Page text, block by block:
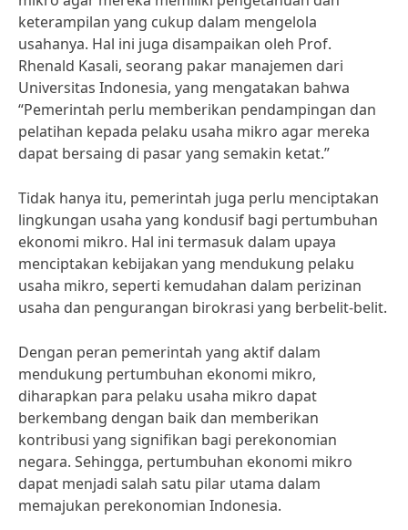
keterampilan yang cukup dalam mengelola
usahanya. Hal ini juga disampaikan oleh Prof.
Rhenald Kasali, seorang pakar manajemen dari
Universitas Indonesia, yang mengatakan bahwa
“Pemerintah perlu memberikan pendampingan dan
pelatihan kepada pelaku usaha mikro agar mereka
dapat bersaing di pasar yang semakin ketat.”
Tidak hanya itu, pemerintah juga perlu menciptakan
lingkungan usaha yang kondusif bagi pertumbuhan
ekonomi mikro. Hal ini termasuk dalam upaya
menciptakan kebijakan yang mendukung pelaku
usaha mikro, seperti kemudahan dalam perizinan
usaha dan pengurangan birokrasi yang berbelit-belit.
Dengan peran pemerintah yang aktif dalam
mendukung pertumbuhan ekonomi mikro,
diharapkan para pelaku usaha mikro dapat
berkembang dengan baik dan memberikan
kontribusi yang signifikan bagi perekonomian
negara. Sehingga, pertumbuhan ekonomi mikro
dapat menjadi salah satu pilar utama dalam
memajukan perekonomian Indonesia.